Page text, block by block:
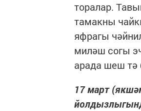
торалар.
тамакны
яфрагы
миләш согы
арада шеш тә
17 март